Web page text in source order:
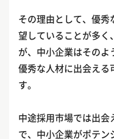
その理由として、優
望していることが多く
が、中小企業はその
優秀な人材に出会える
す。
中途採用市場では出
で、中小企業がポテン